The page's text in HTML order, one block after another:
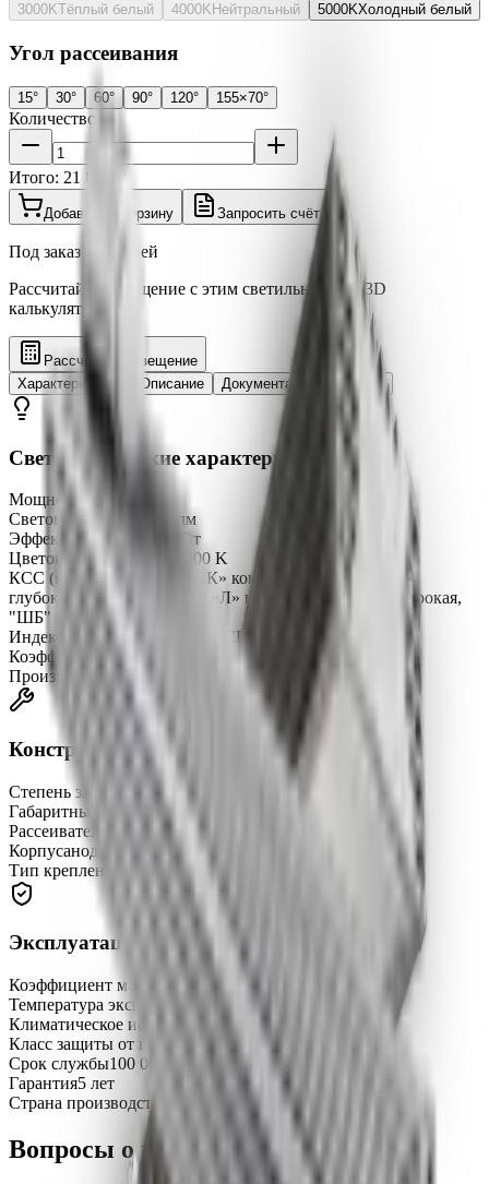
3000KТёплый белый 4000K Нейтральный 5000KХолодный белый
Угол рассеивания
15° 30° 60° 90° 120° 155×70°
Количество
Итого: 21 801 ₽
Добавить в корзину Запросить счёт
Под заказ ~3-5 дней
Рассчитайте освещение с этим светильником в 3D
калькуляторе
Рассчитать освещение
Характеристики
Описание Документация Отзывы
Светотехнические характеристики
Мощность180 Вт
Световой поток
25050 лм
Эффективность
139 лм/Вт
Цветовая температура
5000 K
КСС (кривая силы света)
«К» концентрированная, «Г»
глубокая, «Д» косинусная, «Л» полуширокая, «Ш» широкая,
"ШБ" широкая боковая
Индекс цветопередачи (CRI)
CRIRa ≥ 80
Коэффициент пульсации (Кп)
не более 1%
Производитель светодиодов
SAMSUNG
Конструкция
Степень защиты
IP67
Габаритные размеры 750 × 150 × 150 мм
Рассеиватель
оптическая линза
Корпусанодированный алюминиевый профиль
Тип крепления
консольный
Эксплуатация и надёжность
Коэффициент мощности (Pf)
не менее 0,98
Температура эксплуатации
-45…+50 °C
Климатическое исполнение
УХЛ1
Класс защиты от поражения током I
Срок службы100 000 часов
Гарантия5 лет
Страна производства
Вопросы о категории